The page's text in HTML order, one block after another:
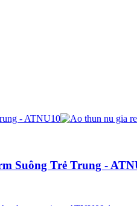
Suông Trẻ Trung -